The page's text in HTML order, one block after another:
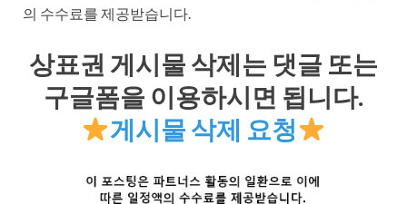
의 수수료를 제공받습니다.
상표권 게시물 삭제는 댓글 또는
구글폼을 이용하시면 됩니다.
게시물 삭제 요청